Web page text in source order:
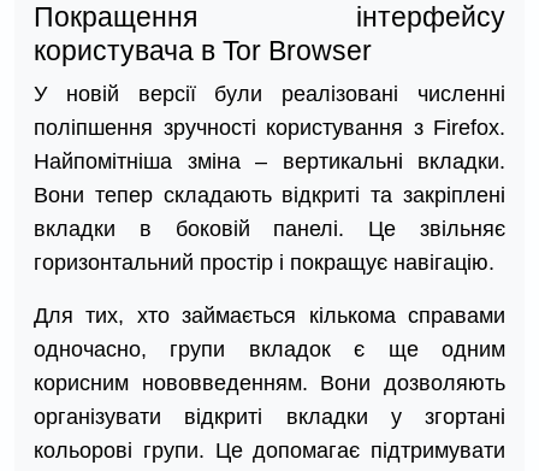
Покращення інтерфейсу
користувача в Tor Browser
У новій версії були реалізовані численні
поліпшення зручності користування з Firefox.
Найпомітніша зміна – вертикальні вкладки.
Вони тепер складають відкриті та закріплені
вкладки в боковій панелі. Це звільняє
горизонтальний простір і покращує навігацію.
Для тих, хто займається кількома справами
одночасно, групи вкладок є ще одним
корисним нововведенням. Вони дозволяють
організувати відкриті вкладки у згортані
кольорові групи. Це допомагає підтримувати